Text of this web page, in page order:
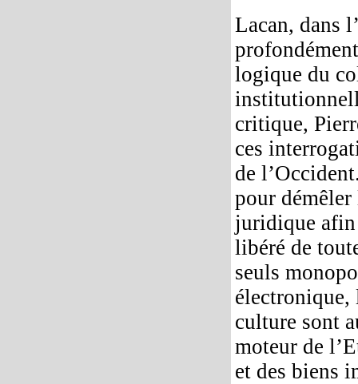
Lacan, dans
logique du
critique,
ces
de
pour
juridique afin
libéré de
seuls
électronique,
culture sont
moteur de
et des biens